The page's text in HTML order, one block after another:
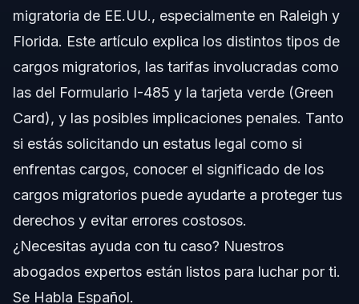
Cronograma: Qué Esperar con los Cargos
Costos y Tarifas: Factores que Influyen en el
Precio
Errores Comunes a Evitar al Manejar Cargos
Migratorios
Notas sobre Carolina del Norte, Florida y Nivel
Nacional
Notas para Carolina del Norte
Notas para Florida
Conceptos Nacionales (Solo General, Reglas Varían)
migratoria de EE.UU., especialmente en Raleigh y
Florida. Este artículo explica los distintos tipos de
cargos migratorios, las tarifas involucradas como
las del Formulario I-485 y la tarjeta verde (Green
Card), y las posibles implicaciones penales. Tanto
si estás solicitando un estatus legal como si
enfrentas cargos, conocer el significado de los
cargos migratorios puede ayudarte a proteger tus
derechos y evitar errores costosos.
¿Necesitas ayuda con tu caso? Nuestros
abogados expertos están listos para luchar por ti.
Se Habla Español.